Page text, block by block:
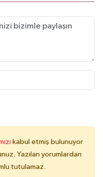
kabul etmiş bulunuyor
Yazılan yorumlardan
tutulamaz.